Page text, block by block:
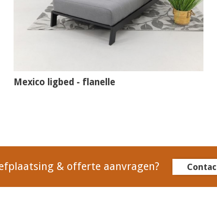
Mexico ligbed - flanelle
& offerte aanvragen?